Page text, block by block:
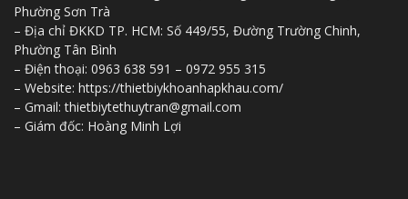
Phường Sơn Trà
– Địa chỉ ĐKKD TP. HCM: Số 449/55, Đường Trường Chinh,
Phường Tân Bình
– Điện thoại: 0963 638 591 – 0972 955 315
– Website: https://thietbiykhoanhapkhau.com/
– Gmail: thietbiytethuytran@gmail.com
– Giám đốc: Hoàng Minh Lợi